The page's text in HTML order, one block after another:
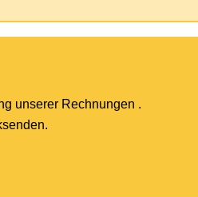
unserer Rechnungen .